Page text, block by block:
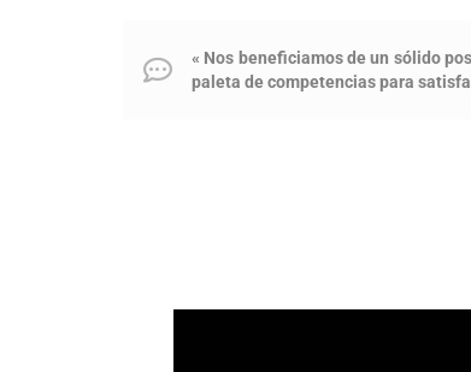
« Nos beneficiamos de un sólido
paleta de competencias para